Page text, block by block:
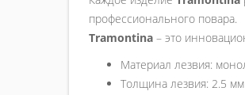
профессионального повара.
Tramontina – это
Материал лезвия:
Толщина лезвия: 2.5 мм